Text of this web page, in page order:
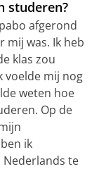
studeren?
afgerond
mij was. Ik heb
klas zou
voelde mij nog
weten hoe
Op de
ik
te